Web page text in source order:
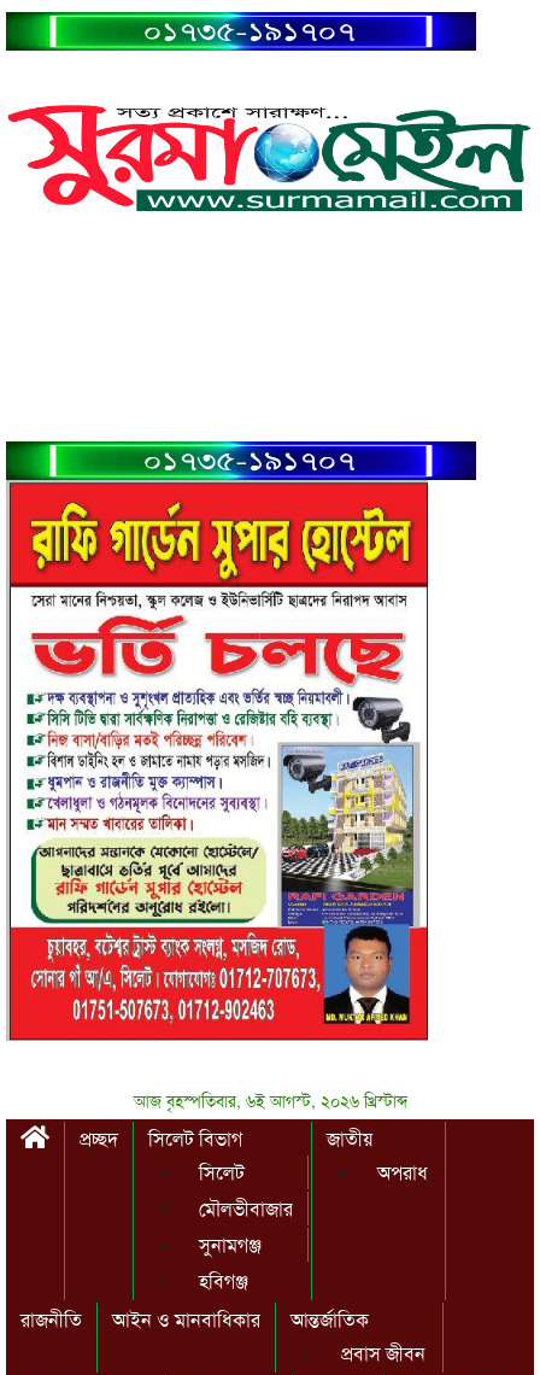
আজ বৃহস্পতিবার, ৬ই আগস্ট, ২০২৬ খ্রিস্টাব্দ
প্রচ্ছদ
সিলেট বিভাগ
সিলেট
মৌলভীবাজার
সুনামগঞ্জ
হবিগঞ্জ
জাতীয়
অপরাধ
রাজনীতি আইন ও মানবাধিকার
আন্তর্জাতিক
প্রবাস জীবন